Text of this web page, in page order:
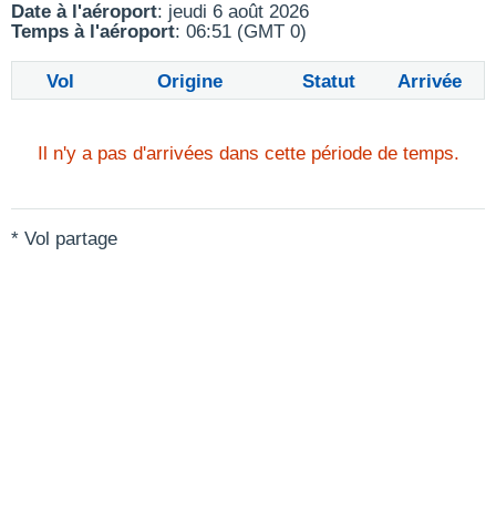
Date à l'aéroport: jeudi 6 août 2026
Temps à l'aéroport: 06:51 (GMT 0)
Vol Origine Statut Arrivée
Il n'y a pas d'arrivées dans cette période de temps.
* Vol partage